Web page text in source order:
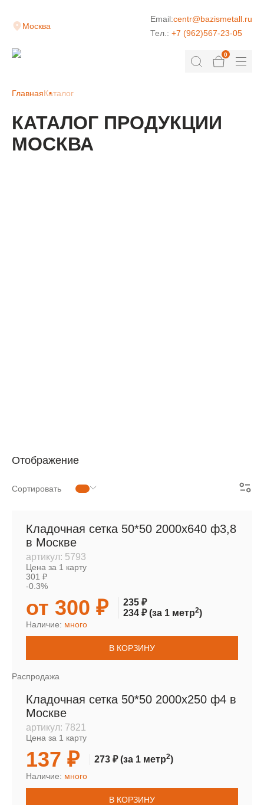
Москва
Email:centr@bazismetall.ru
Тел.: +7 (962)567-23-05
0
ГлавнаяКаталог
КАТАЛОГ ПРОДУКЦИИ
МОСКВА
Отображение
Сортировать
Кладочная сетка 50*50 2000х640 ф3,8
в Москве
артикул: 5793
Цена за 1 карту
301 ₽
-0.3%
от 300 ₽
235 ₽
234 ₽(за 1 метр2)
Наличие: много
В КОРЗИНУ
Распродажа
Кладочная сетка 50*50 2000х250 ф4 в
Москве
артикул: 7821
Цена за 1 карту
137 ₽ 273 ₽(за 1 метр2)
Наличие: много
В КОРЗИНУ